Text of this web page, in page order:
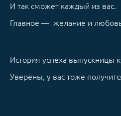
И так сможет каждый из вас.
Главное — желание и
История успеха выпускницы
Уверены, у вас тоже